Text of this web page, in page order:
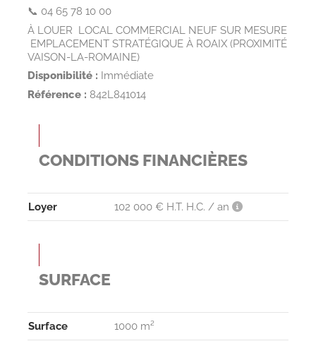
📞 04 65 78 10 00
À LOUER  LOCAL COMMERCIAL NEUF SUR MESURE
 EMPLACEMENT STRATÉGIQUE À ROAIX (PROXIMITÉ
VAISON-LA-ROMAINE)
Disponibilité : Immédiate
Référence : 842L841014
CONDITIONS FINANCIÈRES
Loyer 102 000 € H.T. H.C. / an
SURFACE
Surface 1000 m²